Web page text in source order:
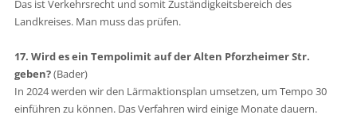
Das ist Verkehrsrecht und somit Zuständigkeitsbereich des
Landkreises. Man muss das prüfen.
17. Wird es ein Tempolimit auf der Alten Pforzheimer Str.
geben?(Bader)
In 2024 werden wir den Lärmaktionsplan umsetzen, um Tempo 30
einführen zu können. Das Verfahren wird einige Monate dauern.